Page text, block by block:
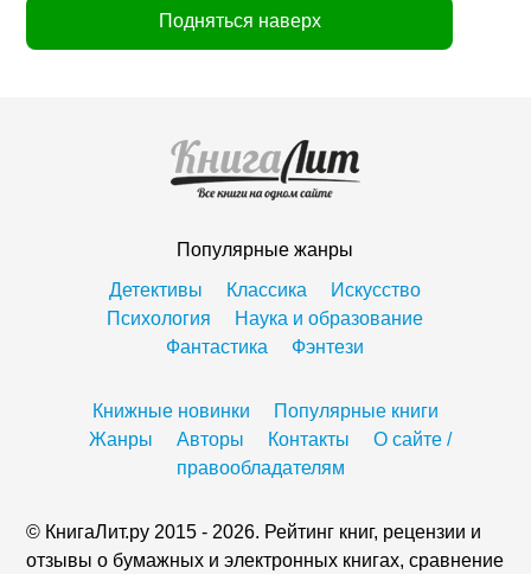
Подняться наверх
Популярные жанры
Детективы
Классика
Искусство
Психология
Наука и образование
Фантастика
Фэнтези
Книжные новинки
Популярные книги
Жанры
Авторы Контакты
О сайте /
правообладателям
© КнигаЛит.ру 2015 - 2026. Рейтинг книг, рецензии и
отзывы о бумажных и электронных книгах, сравнение